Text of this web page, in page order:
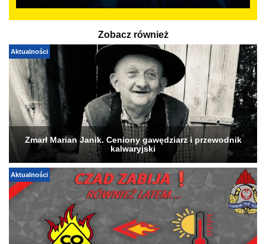
Zobacz również
Aktualności
Zmarł Marian Janik. Ceniony gawędziarz i przewodnik
kalwaryjski
Aktualności